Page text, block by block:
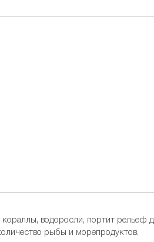
водоросли, портит рельеф
рыбы и морепродуктов.